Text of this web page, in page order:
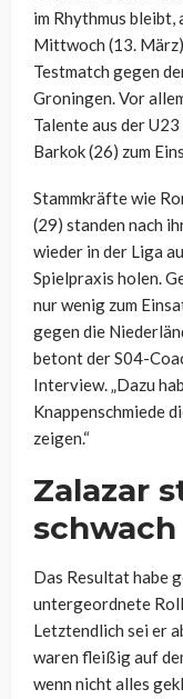
im Rhythmus
Mittwoch (13.
Testmatch gegen
Groningen. Vor
Talente aus der U23
Barkok (26) zum
Stammkräfte wie
(29) standen nach
wieder in der Liga
Spielpraxis holen.
nur wenig zum
gegen die
betont der S04-
Interview. „Dazu
Knappenschmiede
zeigen.“
Zalazar
schwach
Das Resultat habe
untergeordnete
Letztendlich sei er
waren fleißig auf
wenn nicht alles